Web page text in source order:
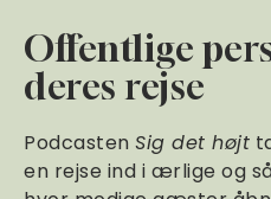
Offentlige
deres rejse
Podcasten Sig det højt
en rejse ind i ærlige og